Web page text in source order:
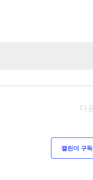
다
캘린더 구